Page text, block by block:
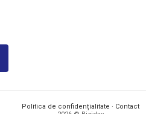
Politica de confidențialitate · Contact